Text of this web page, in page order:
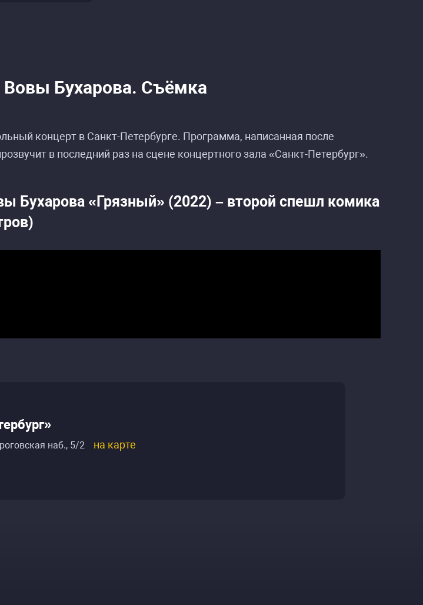
Бухарова. Съёмка
концерт в Санкт-Петербурге. Программа, написанная после
в последний раз на сцене концертного зала «Санкт-Петербург».
Бухарова «Грязный» (2022) – второй спешл комика
наб., 5/2 на карте